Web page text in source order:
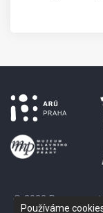
© 2022
Používáme